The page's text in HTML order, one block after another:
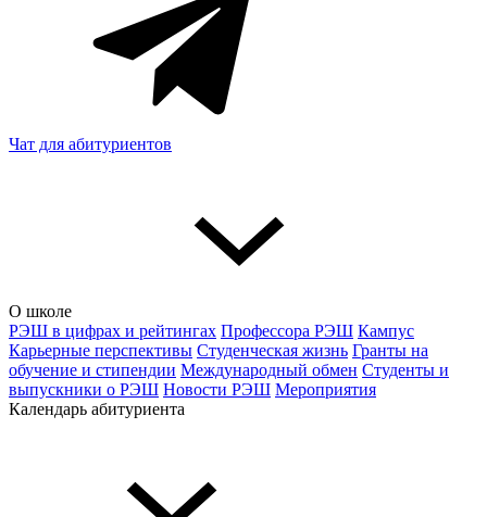
Чат для абитуриентов
О школе
РЭШ в цифрах и рейтингах Профессора РЭШ Кампус
Карьерные перспективы Студенческая жизнь Гранты на
обучение и стипендии Международный обмен Студенты и
выпускники о РЭШ Новости РЭШ Мероприятия
Календарь абитуриента